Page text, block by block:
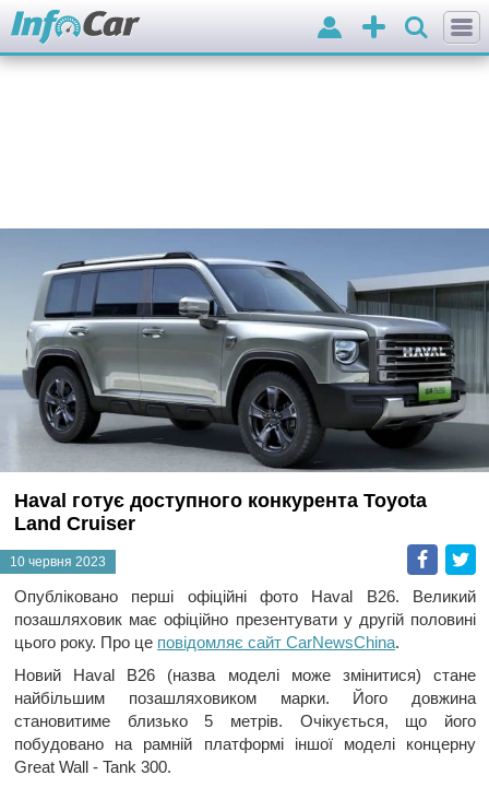
Додати
оголошення
Вхід
Haval готує доступного конкурента Toyota
Land Cruiser
10 червня 2023
Опубліковано перші офіційні фото Haval B26. Великий
позашляховик має офіційно презентувати у другій половині
цього року. Про це повідомляє сайт CarNewsChina.
Новий Haval B26 (назва моделі може змінитися) стане
найбільшим позашляховиком марки. Його довжина
становитиме близько 5 метрів. Очікується, що його
побудовано на рамній платформі іншої моделі концерну
Great Wall - Tank 300.